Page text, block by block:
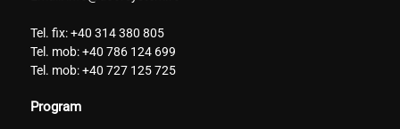
Tel. fix:+40 314 380 805
Tel. mob:+40 786 124 699
Tel. mob:+40 727 125 725
Program